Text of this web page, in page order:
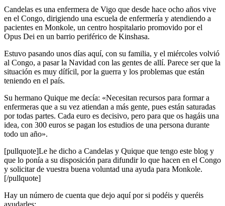
Candelas es una enfermera de Vigo que desde hace ocho años vive
en el Congo, dirigiendo una escuela de enfermería y atendiendo a
pacientes en Monkole, un centro hospitalario promovido por el
Opus Dei en un barrio periférico de Kinshasa.
Estuvo pasando unos días aquí, con su familia, y el miércoles volvió
al Congo, a pasar la Navidad con las gentes de allí. Parece ser que la
situación es muy dífícil, por la guerra y los problemas que están
teniendo en el país.
Su hermano Quique me decía: «Necesitan recursos para formar a
enfermeras que a su vez atiendan a más gente, pues están saturadas
por todas partes. Cada euro es decisivo, pero para que os hagáis una
idea, con 300 euros se pagan los estudios de una persona durante
todo un año».
[pullquote]Le he dicho a Candelas y Quique que tengo este blog y
que lo ponía a su disposición para difundir lo que hacen en el Congo
y solicitar de vuestra buena voluntad una ayuda para Monkole.
[/pullquote]
Hay un número de cuenta que dejo aquí por si podéis y queréis
ayudarles: